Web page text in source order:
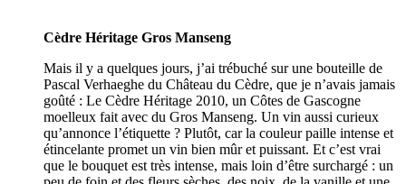
Cèdre Héritage Gros Manseng
Mais il y a quelques jours, j’ai trébuché sur une bouteille de
Pascal Verhaeghe du Château du Cèdre, que je n’avais jamais
goûté : Le Cèdre Héritage 2010, un Côtes de Gascogne
moelleux fait avec du Gros Manseng. Un vin aussi curieux
qu’annonce l’étiquette ? Plutôt, car la couleur paille intense et
étincelante promet un vin bien mûr et puissant. Et c’est vrai
que le bouquet est très intense, mais loin d’être surchargé : un